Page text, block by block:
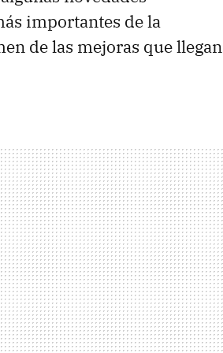
importantes de la
de las mejoras que llegan